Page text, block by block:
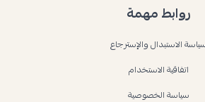
روابط مهمة
الاستبدال والإسترجاع
اتفاقية الاستخدام
سياسة الخصوصية